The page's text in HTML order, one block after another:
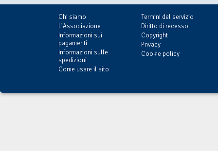
Chi siamo
L'Associazione
Informazioni sui
pagamenti
Informazioni sulle
spedizioni
Come usare il sito
Termini del servizio
Diritto di recesso
Copyright
Privacy
Cookie policy